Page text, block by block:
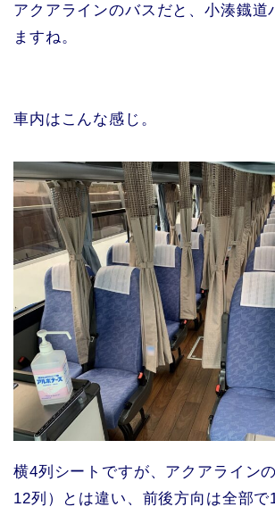
アクアラインのバスだと、小湊鐡道
ますね。
車内はこんな感じ。
横4列シートですが、アクアライン
12列）とは違い、前後方向は全部で